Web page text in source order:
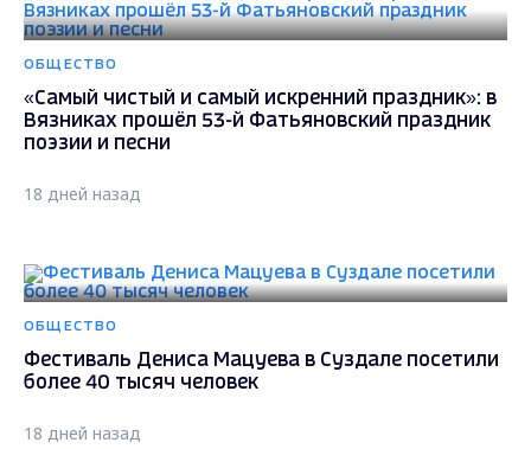
ОБЩЕСТВО
«Самый чистый и самый искренний праздник»: в
Вязниках прошёл 53-й Фатьяновский праздник
поэзии и песни
18 дней назад
ОБЩЕСТВО
Фестиваль Дениса Мацуева в Суздале посетили
более 40 тысяч человек
18 дней назад